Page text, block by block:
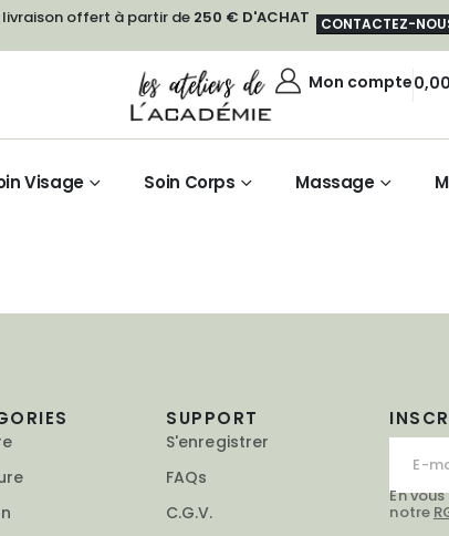
livraison offert à partir de 250 € D'ACHAT CONTACTEZ-
Mon compte
Visage Soin Corps Massage
En
notre
SUPPORT
S'enregistrer
FAQs
C.G.V.